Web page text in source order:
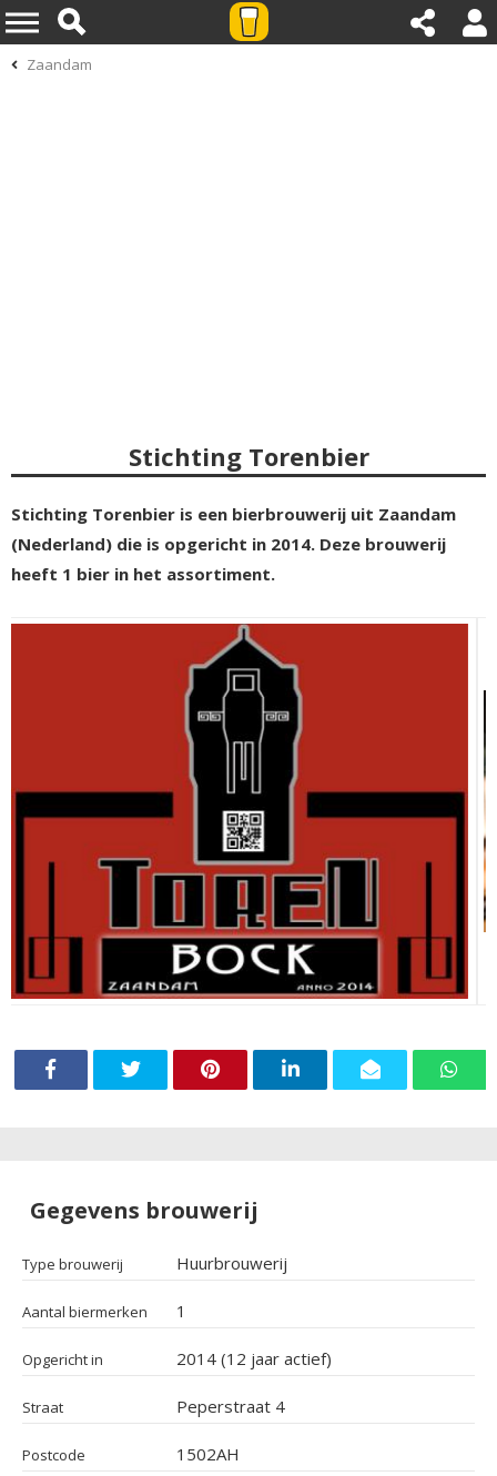
Zaandam
Stichting Torenbier
Stichting Torenbier is een bierbrouwerij uit Zaandam
(Nederland) die is opgericht in 2014. Deze brouwerij
heeft 1 bier in het assortiment.
Gegevens brouwerij
Type brouwerij Huurbrouwerij
Aantal biermerken 1
Opgericht in 2014 (12 jaar actief)
Straat Peperstraat 4
Postcode 1502AH